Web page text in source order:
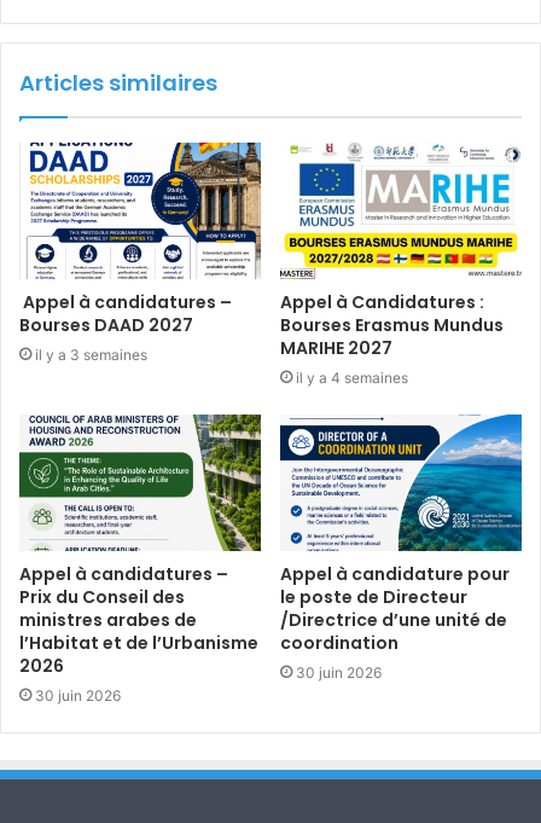
Articles similaires
Appel à candidatures –
Bourses DAAD 2027
il y a 3 semaines
Appel à Candidatures :
Bourses Erasmus Mundus
MARIHE 2027
il y a 4 semaines
Appel à candidatures –
Prix du Conseil des
ministres arabes de
l’Habitat et de l’Urbanisme
2026
30 juin 2026
Appel à candidature pour
le poste de Directeur
/Directrice d’une unité de
coordination
30 juin 2026